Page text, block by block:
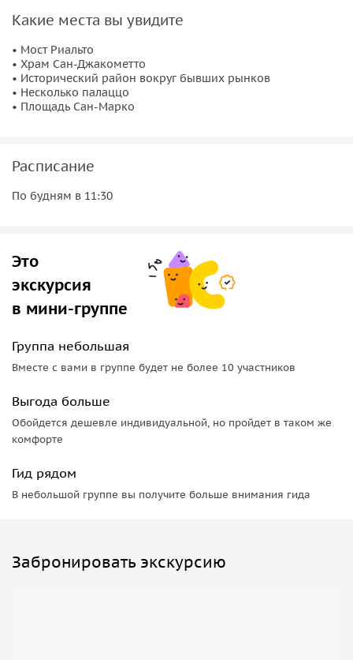
праздников города.
Какие места вы увидите
• Мост Риальто
• Храм Сан-Джакометто
• Исторический район вокруг бывших рынков
• Несколько палаццо
• Площадь Сан-Марко
Расписание
По будням в 11:30
Это
экскурсия
в мини-группе
Группа небольшая
Вместе с вами в группе будет не более 10 участников
Выгода больше
Обойдется дешевле индивидуальной, но пройдет в таком же
комфорте
Гид рядом
В небольшой группе вы получите больше внимания гида
Забронировать экскурсию